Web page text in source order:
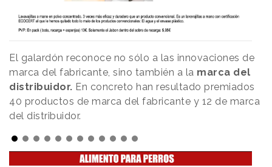
El galardón reconoce no sólo a las innovaciones de
marca del fabricante, sino también a la marca del
distribuidor. En concreto han resultado premiados
40 productos de marca del fabricante y 12 de marca
del distribuidor.